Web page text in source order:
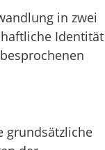
in zwei
Identität
grundsätzliche